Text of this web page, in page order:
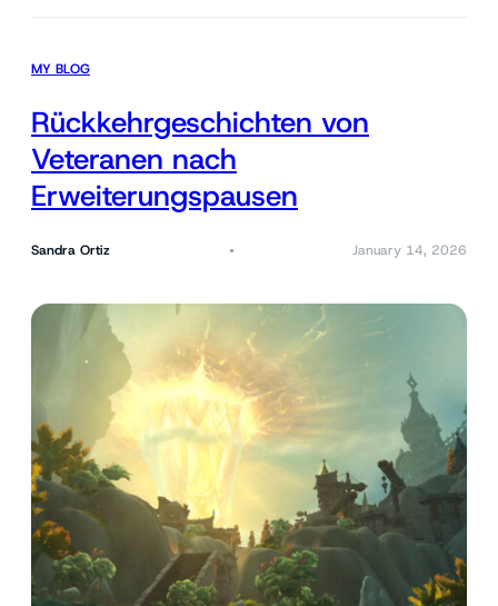
MY BLOG
Rückkehrgeschichten von
Veteranen nach
Erweiterungspausen
Sandra Ortiz January 14, 2026